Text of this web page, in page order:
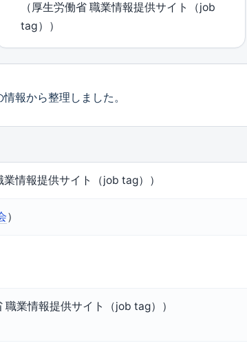
（厚生労働省 職業情報提供サイト（job
tag））
報から整理しました。
情報提供サイト（job tag））
）
業情報提供サイト（job tag））